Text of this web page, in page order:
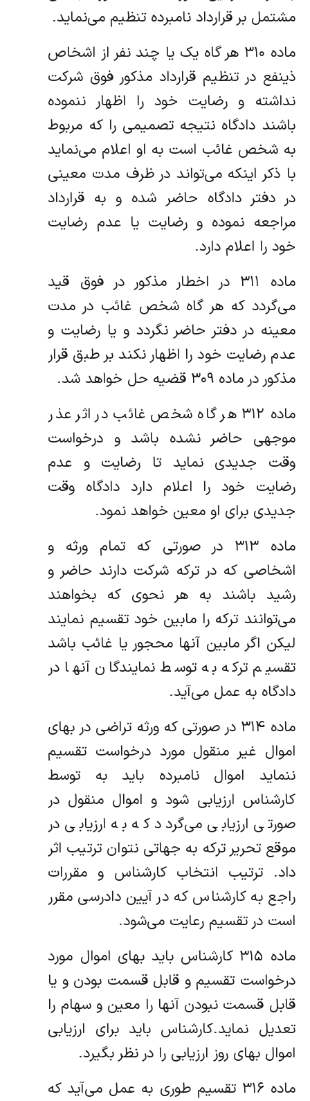
مشتمل بر قرارداد نامبرده تنظیم می‌نماید.
‌ماده ۳۱۰ هر گاه یک یا چند نفر از اشخاص
ذینفع در تنظیم قرارداد مذکور فوق شرکت
نداشته و رضایت خود را اظهار ننموده
باشند دادگاه نتیجه‌ تصمیمی را که مربوط
به شخص غائب است به او اعلام می‌نماید
با ذکر اینکه می‌تواند در ظرف مدت معینی
در دفتر دادگاه حاضر شده و به قرارداد‌
مراجعه نموده و رضایت یا عدم رضایت
خود را اعلام دارد.
‌ماده ۳۱۱ در اخطار مذکور در فوق قید
می‌گردد که هر گاه شخص غائب در مدت
معینه در دفتر حاضر نگردد و یا رضایت و
عدم رضایت خود را‌ اظهار نکند بر طبق قرار
مذکور در ماده ۳۰۹ قضیه حل خواهد شد.
‌ماده ۳۱۲ هر گاه شخص غائب در اثر عذر
موجهی حاضر نشده باشد و درخواست
وقت جدیدی نماید تا رضایت و عدم
رضایت خود را اعلام‌ دارد دادگاه وقت
جدیدی برای او معین خواهد نمود.
‌ماده ۳۱۳ در صورتی که تمام ورثه و
اشخاصی که در ترکه شرکت دارند حاضر و
رشید باشند به هر نحوی که بخواهند
می‌توانند ترکه را مابین خود‌ تقسیم نمایند
لیکن اگر مابین آنها محجور یا غائب باشد
تقسیم ترکه به توسط نمایندگان آنها در
دادگاه به عمل می‌آید.
‌ماده ۳۱۴ در صورتی که ورثه تراضی در بهای
اموال غیر منقول مورد درخواست تقسیم
ننماید اموال نامبرده باید به توسط
کارشناس ارزیابی شود‌ و اموال منقول در
صورتی ارزیابی می‌گردد که به ارزیابی در
موقع تحریر ترکه به جهاتی نتوان ترتیب اثر
داد. ‌ترتیب انتخاب کارشناس و مقررات
راجع به کارشناس که در آیین دادرسی مقرر
است در تقسیم رعایت می‌شود.
‌ماده ۳۱۵ کارشناس باید بهای اموال مورد
درخواست تقسیم و قابل قسمت بودن و یا
قابل قسمت نبودن آنها را معین و سهام را
تعدیل نماید.‌کارشناس باید برای ارزیابی
اموال بهای روز ارزیابی را در نظر بگیرد.
‌ماده ۳۱۶ تقسیم طوری به عمل می‌آید که